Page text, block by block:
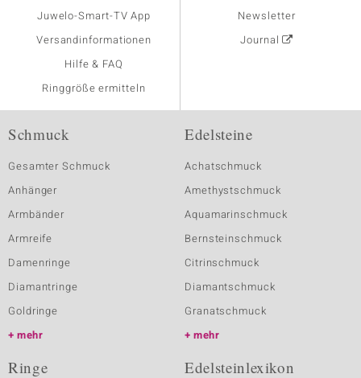
Juwelo-Smart-TV App
Versandinformationen
Hilfe & FAQ
Ringgröße ermitteln
Newsletter
Journal
Schmuck
Gesamter Schmuck
Anhänger
Armbänder
Armreife
Damenringe
Diamantringe
Goldringe
mehr
Edelsteine
Achatschmuck
Amethystschmuck
Aquamarinschmuck
Bernsteinschmuck
Citrinschmuck
Diamantschmuck
Granatschmuck
mehr
Ringe Edelsteinlexikon